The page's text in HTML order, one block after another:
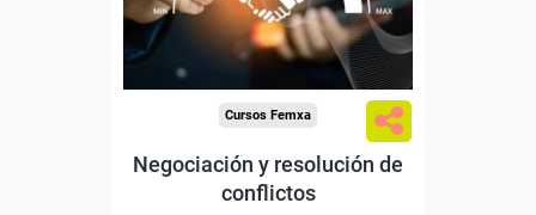
Sector
-Mediambiente.
Cursos Femxa
Negociación y resolución de
conflictos